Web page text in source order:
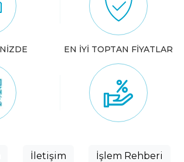
EN İYİ TOPTAN FİYATLAR
İletişim İşlem Rehberi